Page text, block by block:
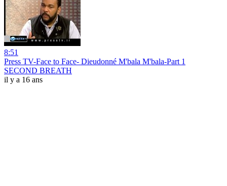
8:51
Press TV-Face to Face- Dieudonné M'bala M'bala-Part 1
SECOND BREATH
il y a 16 ans